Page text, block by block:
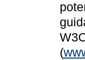
(